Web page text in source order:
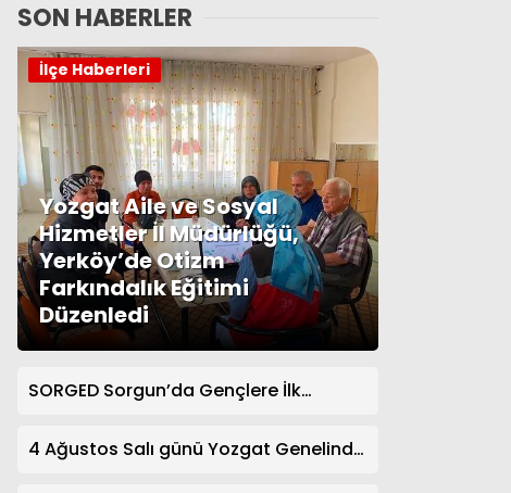
SON HABERLER
Yozgat Aile ve Sosyal
Hizmetler İl Müdürlüğü,
Yerköy’de Otizm
Farkındalık Eğitimi
Düzenledi
İlçe Haberleri
SORGED Sorgun’da Gençlere İlk
4 Ağustos Salı günü Yozgat Genelinde